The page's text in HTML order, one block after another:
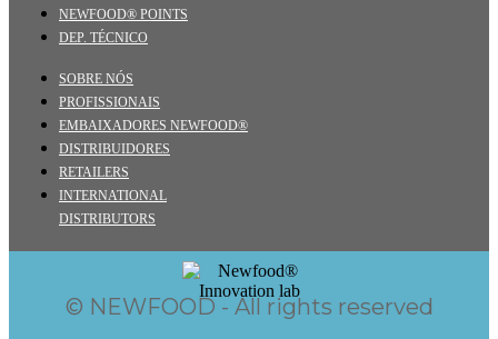
NEWFOOD® POINTS
DEP. TÉCNICO
SOBRE NÓS
PROFISSIONAIS
EMBAIXADORES NEWFOOD®
DISTRIBUIDORES
RETAILERS
INTERNATIONAL
DISTRIBUTORS
© NEWFOOD - All rights reserved